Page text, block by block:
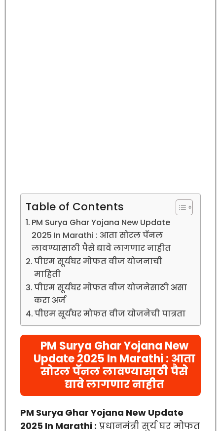
Table of Contents
PM Surya Ghar Yojana New Update
2025 In Marathi : आता सोरल पॅनल
लावण्यासाठी पैसे द्यावे लागणार नाहीत
पीएम सूर्यघर मोफत वीज योजनाची
माहिती
पीएम सूर्यघर मोफत वीज योजनेसाठी असा
करा अर्ज
पीएम सूर्यघर मोफत वीज योजनेची पात्रता
PM Surya Ghar Yojana New
Update 2025 In Marathi : आता
सोरल पॅनल लावण्यासाठी पैसे
द्यावे लागणार नाहीत
PM Surya Ghar Yojana New Update
2025 In Marathi : प्रधानमंत्री सुर्य घर मोफत